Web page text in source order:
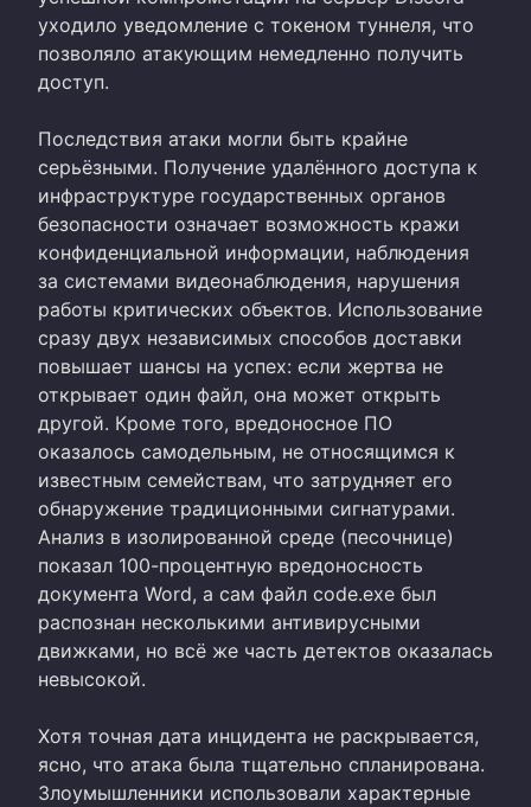
уходило уведомление с токеном туннеля, что
позволяло атакующим немедленно получить
доступ.
Последствия атаки могли быть крайне
серьёзными. Получение удалённого доступа к
инфраструктуре государственных органов
безопасности означает возможность кражи
конфиденциальной информации, наблюдения
за системами видеонаблюдения, нарушения
работы критических объектов. Использование
сразу двух независимых способов доставки
повышает шансы на успех: если жертва не
открывает один файл, она может открыть
другой. Кроме того, вредоносное ПО
оказалось самодельным, не относящимся к
известным семействам, что затрудняет его
обнаружение традиционными сигнатурами.
Анализ в изолированной среде (песочнице)
показал 100-процентную вредоносность
документа Word, а сам файл code.exe был
распознан несколькими антивирусными
движками, но всё же часть детектов оказалась
невысокой.
Хотя точная дата инцидента не раскрывается,
ясно, что атака была тщательно спланирована.
Злоумышленники использовали характерные